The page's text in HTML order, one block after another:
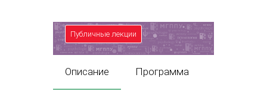
Публичные лекции
Описание Программа